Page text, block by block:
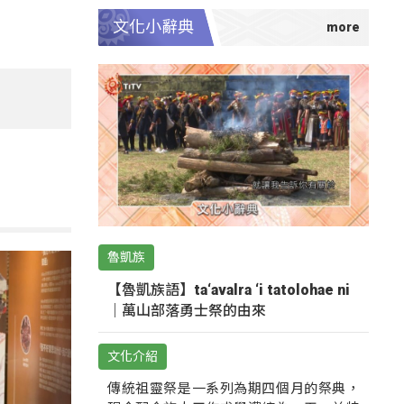
文化小辭典
魯凱族
【魯凱族語】ta‘avalra ‘i tatolohae ni
｜萬山部落勇士祭的由來
文化介紹
傳統祖靈祭是一系列為期四個月的祭典，